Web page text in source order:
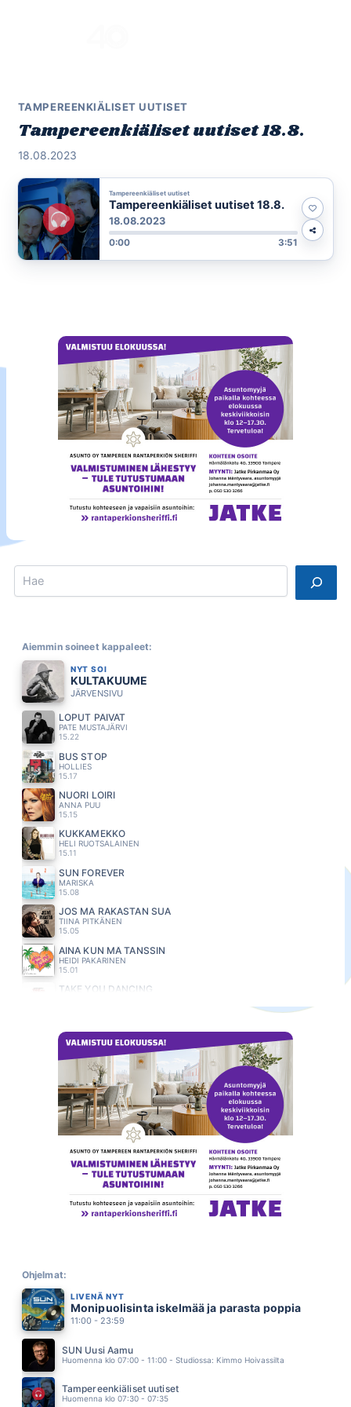
TAMPEREENKIÄLISET UUTISET
Tampereenkiäliset uutiset 18.8.
18.08.2023
Tampereenkiäliset uutiset
Tampereenkiäliset uutiset 18.8.
18.08.2023
0:00 3:51
Search
Aiemmin soineet kappaleet:
NYT SOI
KULTAKUUME
JÄRVENSIVU
LOPUT PÄIVÄT
PATE MUSTAJÄRVI
15.22
BUS STOP
HOLLIES
15.17
NUORI LOIRI
ANNA PUU
15.15
KUKKAMEKKO
HELI RUOTSALAINEN
15.11
SUN FOREVER
MARISKA
15.08
JOS MÄ RAKASTAN SUA
TIINA PITKÄNEN
15.05
AINA KUN MÄ TANSSIN
HEIDI PAKARINEN
15.01
TAKE YOU DANCING
BAD BOYS BLUE
14.52
TUUT TUUT
14.48
SAMASE (feat. Mikael Gabriel)
SUVI TERÄSNISKA
14.42
SAMULI EDELMANN
14.39
RAKASTATKO MUA VIELÄ
JONNE AARON
14.35
PHIL COLLINS
14.27
TAIVAS EI OO RAJANA
MIKKO HARJU
14.24
ELLIMEI & KAUKUA
14.19
HAPPORADIO
14.16
Ohjelmat:
LIVENÄ NYT
Monipuolisinta iskelmää ja parasta poppia
11:00 - 23:59
SUN Uusi Aamu
Huomenna klo 07:00 - 11:00 - Studiossa: Kimmo Hoivassilta
Tampereenkiäliset uutiset
Huomenna klo 07:30 - 07:35